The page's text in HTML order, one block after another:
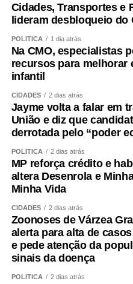
Cidades, Transportes e
lideram desbloqueio do
POLÍTICA 1 dia atrás
Na CMO, especialistas
recursos para melhorar
infantil
CIDADES 2 dias atrás
Jayme volta a falar em
União e diz que
derrotada pelo “poder
POLÍTICA 2 dias atrás
MP reforça crédito e
altera Desenrola e
Minha Vida
CIDADES 2 dias atrás
Zoonoses de Várzea
alerta para alta de
e pede atenção da
sinais da doença
POLÍTICA 2 dias atrás